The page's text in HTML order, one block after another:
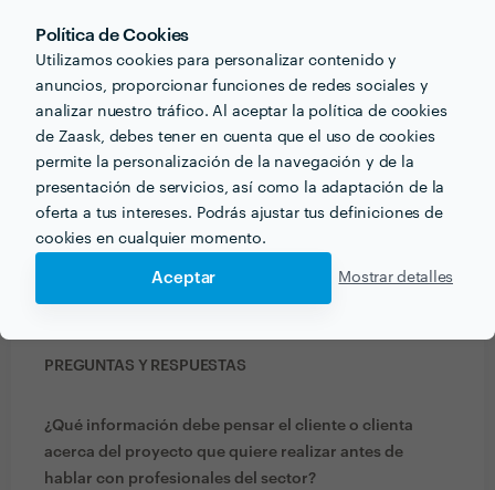
Política de Cookies
Utilizamos cookies para personalizar contenido y
anuncios, proporcionar funciones de redes sociales y
analizar nuestro tráfico. Al aceptar la política de cookies
de Zaask, debes tener en cuenta que el uso de cookies
permite la personalización de la navegación y de la
presentación de servicios, así como la adaptación de la
oferta a tus intereses. Podrás ajustar tus definiciones de
cookies en cualquier momento.
Aceptar Mostrar detalles
PREGUNTAS Y RESPUESTAS
¿Qué información debe pensar el cliente o clienta
acerca del proyecto que quiere realizar antes de
hablar con profesionales del sector?